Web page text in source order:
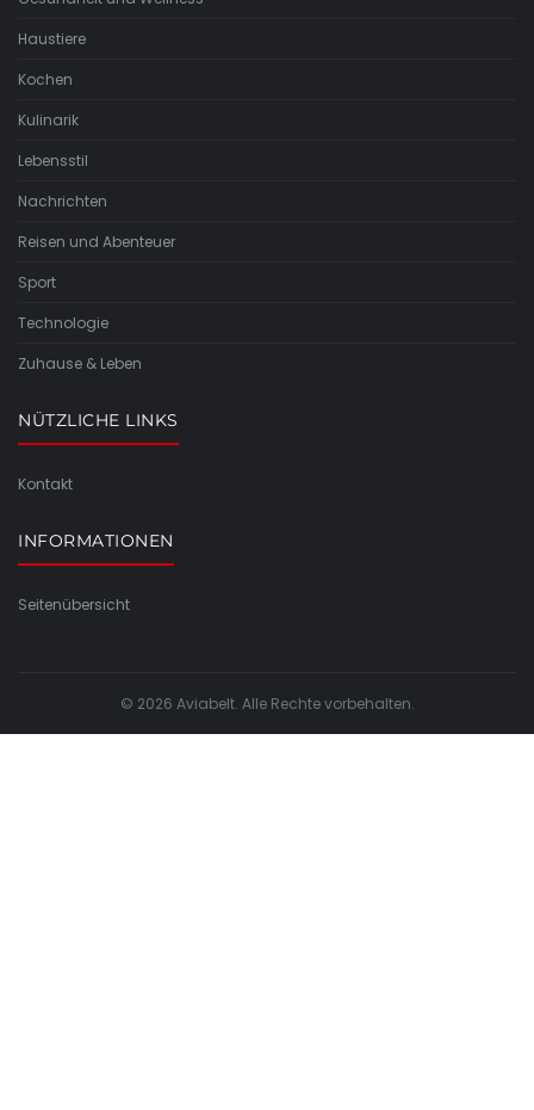
Haustiere
Kochen
Kulinarik
Lebensstil
Nachrichten
Reisen und Abenteuer
Sport
Technologie
Zuhause & Leben
NÜTZLICHE LINKS
Kontakt
INFORMATIONEN
Seitenübersicht
© 2026 Aviabelt. Alle Rechte vorbehalten.